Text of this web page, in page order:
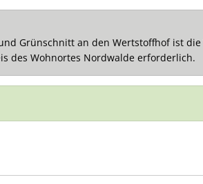
Grünschnitt an den Wertstoffhof ist die
des Wohnortes Nordwalde erforderlich.